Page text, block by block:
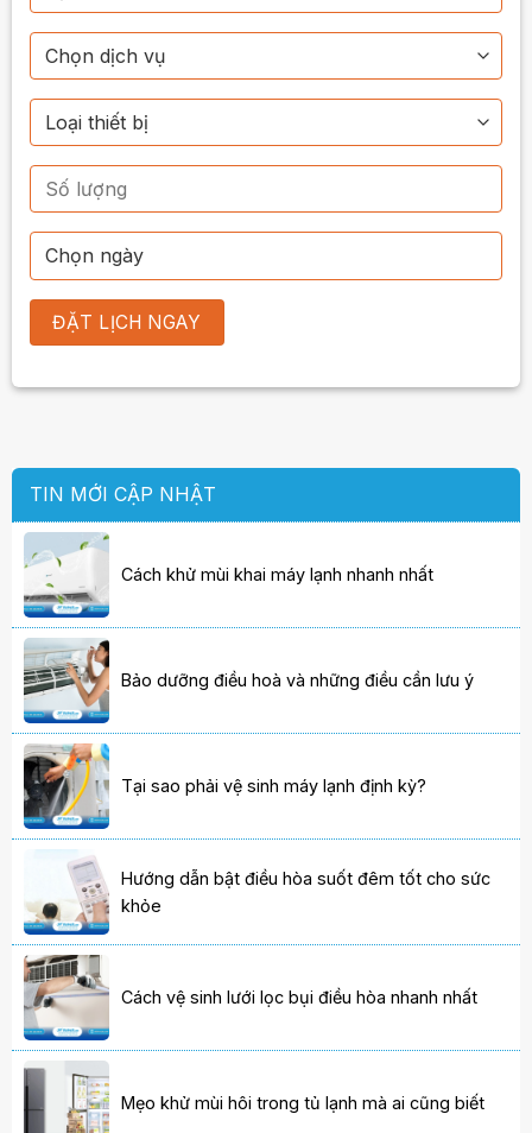
TIN MỚI CẬP NHẬT
Cách khử mùi khai máy lạnh nhanh nhất
Bảo dưỡng điều hoà và những điều cần lưu ý
Tại sao phải vệ sinh máy lạnh định kỳ?
Hướng dẫn bật điều hòa suốt đêm tốt cho sức
khỏe
Cách vệ sinh lưới lọc bụi điều hòa nhanh nhất
Mẹo khử mùi hôi trong tủ lạnh mà ai cũng biết